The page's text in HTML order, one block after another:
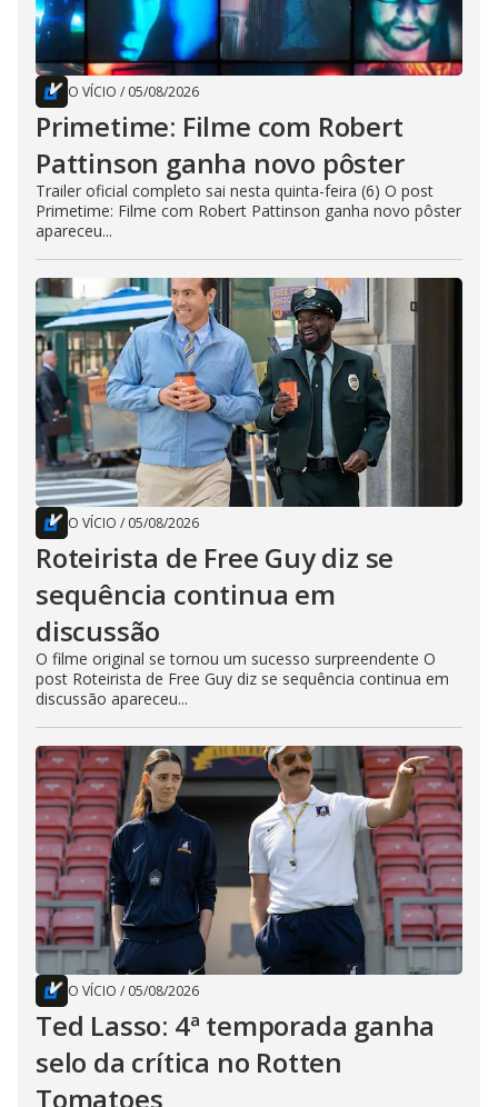
O VÍCIO / 05/08/2026
Primetime: Filme com Robert
Pattinson ganha novo pôster
Trailer oficial completo sai nesta quinta-feira (6) O post
Primetime: Filme com Robert Pattinson ganha novo pôster
apareceu...
O VÍCIO / 05/08/2026
Roteirista de Free Guy diz se
sequência continua em
discussão
O filme original se tornou um sucesso surpreendente O
post Roteirista de Free Guy diz se sequência continua em
discussão apareceu...
O VÍCIO / 05/08/2026
Ted Lasso: 4ª temporada ganha
selo da crítica no Rotten
Tomatoes